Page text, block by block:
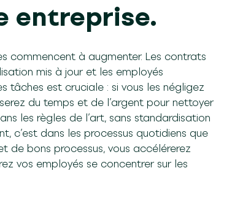
entreprise.
commencent à augmenter. Les contrats
mis à jour et les employés
tâches est cruciale : si vous les négligez
du temps et de l’argent pour nettoyer
les règles de l’art, sans standardisation
c’est dans les processus quotidiens que
de bons processus, vous accélérerez
vos employés se concentrer sur les